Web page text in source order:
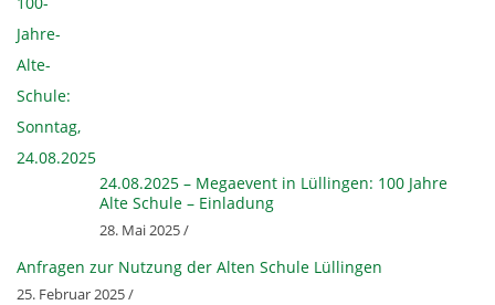
24.08.2025 – Megaevent in Lüllingen: 100 Jahre
Alte Schule – Einladung
28. Mai 2025 /
Anfragen zur Nutzung der Alten Schule Lüllingen
25. Februar 2025 /